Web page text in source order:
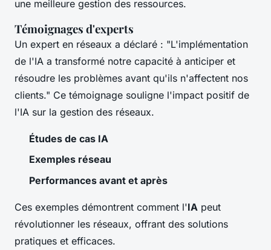
une meilleure gestion des ressources.
Témoignages d'experts
Un expert en réseaux a déclaré : "L'implémentation
de l'IA a transformé notre capacité à anticiper et
résoudre les problèmes avant qu'ils n'affectent nos
clients." Ce témoignage souligne l'impact positif de
l'IA sur la gestion des réseaux.
Études de cas IA
Exemples réseau
Performances avant et après
Ces exemples démontrent comment l'IA peut
révolutionner les réseaux, offrant des solutions
pratiques et efficaces.